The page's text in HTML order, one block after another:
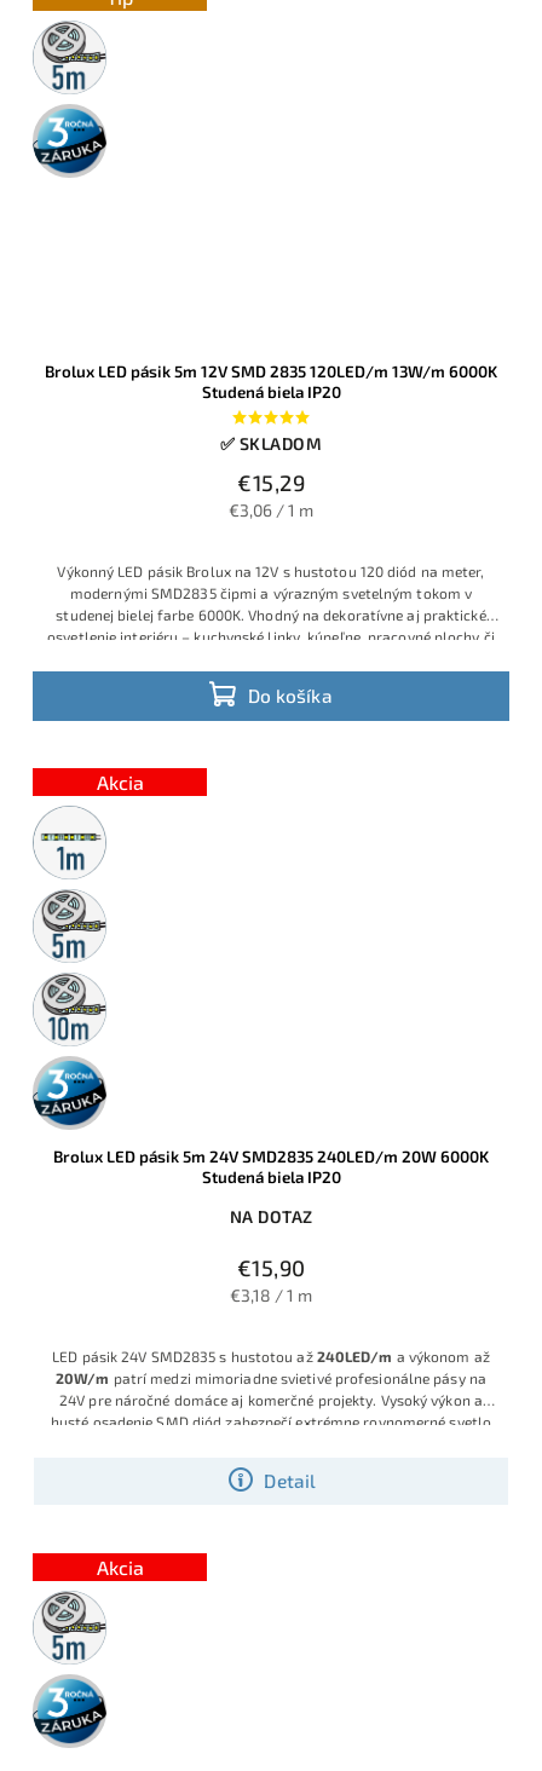
5m
rolka
3 roky
záruka
Brolux LED pásik 5m 12V SMD 2835 120LED/m 13W/m 6000K
Studená biela IP20
✅ SKLADOM
€15,29
€3,06 / 1 m
Do košíka
Výkonný LED pásik Brolux na 12V s hustotou 120 diód na meter,
modernými SMD2835 čipmi a výrazným svetelným tokom v
studenej bielej farbe 6000K. Vhodný na dekoratívne aj praktické
osvetlenie interiéru – kuchynské linky, kúpeľne, pracovné plochy či
Akcia
Metrážny
predaj
5m
rolka
10m
rolka
3 roky
záruka
Brolux LED pásik 5m 24V SMD2835 240LED/m 20W 6000K
Studená biela IP20
NA DOTAZ
€15,90
€3,18 / 1 m
Detail
LED pásik 24V SMD2835 s hustotou až 240LED/m a výkonom až
20W/m patrí medzi mimoriadne svietivé profesionálne pásy na
24V pre náročné domáce aj komerčné projekty. Vysoký výkon a
husté osadenie SMD diód zabezpečí extrémne rovnomerné svetlo
pracovných plôch, kuchynských liniek, vitrín či dizajnových línií.
Robustný PCB podklad s veľkým množstvom medi zlepšuje
umožní presne prispôsobiť dĺžku pásika konkrétnemu projektu bez
plytvania materiálom. Jasná Studená biela farba pre zvýraznenie
priestoru si nájde uplatnenie všade kde sa očakáva silné svetlo s
Akcia
5m
rolka
3 roky
záruka